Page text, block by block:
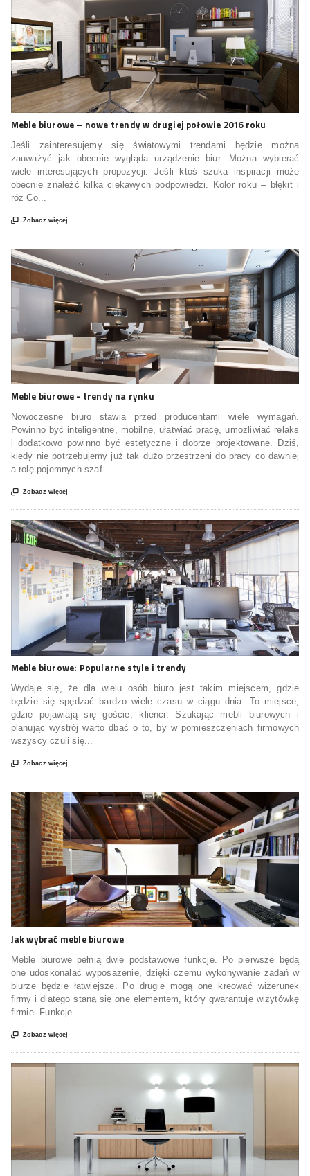
Meble biurowe – nowe trendy w drugiej połowie 2016 roku
Jeśli zainteresujemy się światowymi trendami będzie można
zauważyć jak obecnie wygląda urządzenie biur. Można wybierać
wiele interesujących propozycji. Jeśli ktoś szuka inspiracji może
obecnie znaleźć kilka ciekawych podpowiedzi. Kolor roku – błękit i
róż Co...
 Zobacz więcej
Meble biurowe - trendy na rynku
Nowoczesne biuro stawia przed producentami wiele wymagań.
Powinno być inteligentne, mobilne, ułatwiać pracę, umożliwiać relaks
i dodatkowo powinno być estetyczne i dobrze projektowane. Dziś,
kiedy nie potrzebujemy już tak dużo przestrzeni do pracy co dawniej
a rolę pojemnych szaf...
 Zobacz więcej
Meble biurowe: Popularne style i trendy
Wydaje się, że dla wielu osób biuro jest takim miejscem, gdzie
będzie się spędzać bardzo wiele czasu w ciągu dnia. To miejsce,
gdzie pojawiają się goście, klienci. Szukając mebli biurowych i
planując wystrój warto dbać o to, by w pomieszczeniach firmowych
wszyscy czuli się...
 Zobacz więcej
Jak wybrać meble biurowe
Meble biurowe pełnią dwie podstawowe funkcje. Po pierwsze będą
one udoskonalać wyposażenie, dzięki czemu wykonywanie zadań w
biurze będzie łatwiejsze. Po drugie mogą one kreować wizerunek
firmy i dlatego staną się one elementem, który gwarantuje wizytówkę
firmie. Funkcje...
 Zobacz więcej